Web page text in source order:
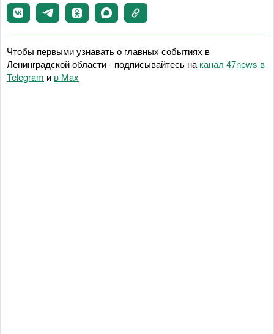
Чтобы первыми узнавать о главных событиях в
Ленинградской области - подписывайтесь на канал 47news в
Telegram и в Maх